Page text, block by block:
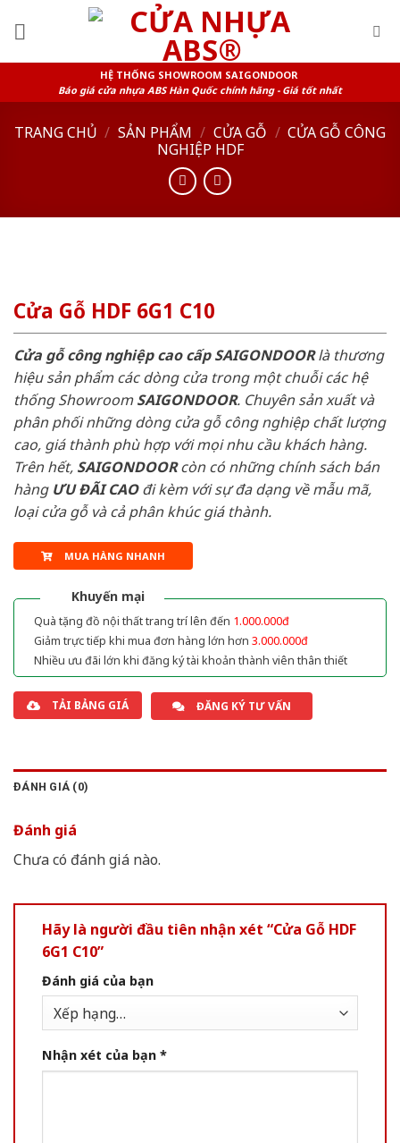
HỆ THỐNG SHOWROOM SAIGONDOOR
Báo giá cửa nhựa ABS Hàn Quốc chính hãng - Giá tốt nhất
TRANG CHỦ / SẢN PHẨM / CỬA GỖ / CỬA GỖ CÔNG
NGHIỆP HDF
Cửa Gỗ HDF 6G1 C10
Cửa gỗ công nghiệp cao cấp SAIGONDOORlà thương
hiệu sản phẩm các dòng cửa trong một chuỗi các hệ
thống ShowroomSAIGONDOOR. Chuyên sản xuất và
phân phối những dòng cửa gỗ công nghiệp chất lượng
cao, giá thành phù hợp với mọi nhu cầu khách hàng.
Trên hết, SAIGONDOORcòn có những chính sách bán
hàng ƯU ĐÃI CAOđi kèm với sự đa dạng về mẫu mã,
loại cửa gỗ và cả phân khúc giá thành.
MUA HÀNG NHANH
Khuyến mại
Quà tặng đồ nội thất trang trí lên đến 1.000.000đ
Giảm trực tiếp khi mua đơn hàng lớn hơn 3.000.000đ
Nhiều ưu đãi lớn khi đăng ký tài khoản thành viên thân thiết
TẢI BẢNG GIÁ ĐĂNG KÝ TƯ VẤN
ĐÁNH GIÁ (0)
Đánh giá
Chưa có đánh giá nào.
Hãy là người đầu tiên nhận xét “Cửa Gỗ HDF
6G1 C10”
Đánh giá của bạn
Nhận xét của bạn *